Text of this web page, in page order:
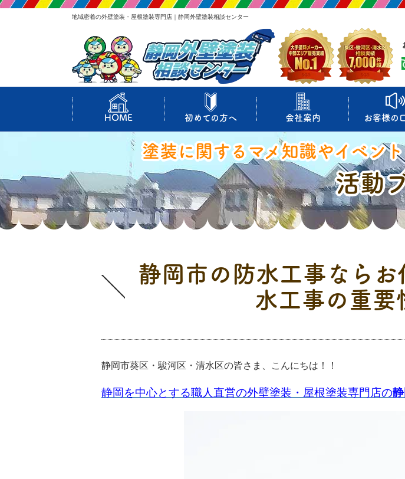
地域密着の外壁塗装・屋根塗装専門店｜静岡外壁塗装相談センター
HOME 初めての方へ 会社案内 お客様の
塗装に関するマメ知識やイベン
活動
静岡市の防水工事なら
水工事の重要
静岡市葵区・駿河区・清水区の皆さま、こんにちは！！
静岡を中心とする職人直営の外壁塗装・屋根塗装専門店の